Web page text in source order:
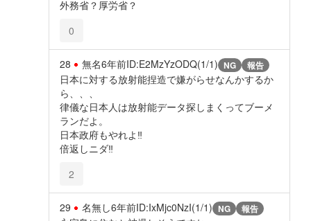
外務省？厚労省？
0
28 無名6年前ID:E2MzYzODQ(1/1) NG 報告
日本に対する放射能捏造で嫌がらせなんかするか
ら、、、
律儀な日本人は放射能データ探しまくってブーメ
ランだよ。
日本政府もやれよ‼
倍返しニダ‼
2
29 名無し6年前ID:IxMjc0NzI(1/1) NG 報告